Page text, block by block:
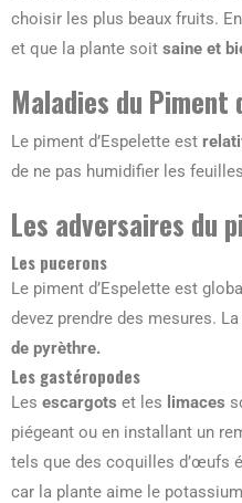
choisir les plus beaux fruits.
et que la plante soit saine et
Maladies du
Le piment d’Espelette est
de ne pas humidifier les
Les adversaires du
Les pucerons
Le piment d’Espelette est
devez prendre des mesures.
de pyrèthre.
Les gastéropodes
Les escargots et les limaces
piégeant ou en installant un
tels que des coquilles d’œufs
car la plante aime le